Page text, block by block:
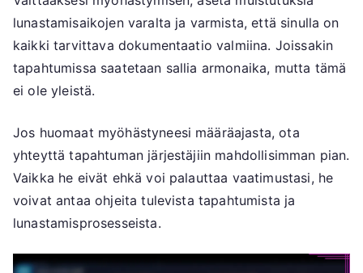
lunastamisaikojen varalta ja varmista, että sinulla on
kaikki tarvittava dokumentaatio valmiina. Joissakin
tapahtumissa saatetaan sallia armonaika, mutta tämä
ei ole yleistä.
Jos huomaat myöhästyneesi määräajasta, ota
yhteyttä tapahtuman järjestäjiin mahdollisimman pian.
Vaikka he eivät ehkä voi palauttaa vaatimustasi, he
voivat antaa ohjeita tulevista tapahtumista ja
lunastamisprosesseista.